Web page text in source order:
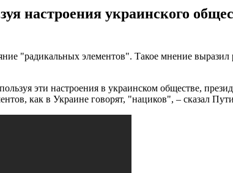
настроения украинского
"радикальных элементов". Такое мнение
эти настроения в украинском обществе,
как в Украине говорят, "нациков", – сказал